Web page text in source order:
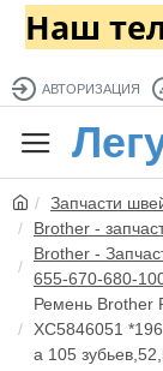
Наш
АВТОРИЗАЦИЯ
Запчасти
Brother -
Brother -
655-670-680-
Ремень Brother
XC5846051
а 105